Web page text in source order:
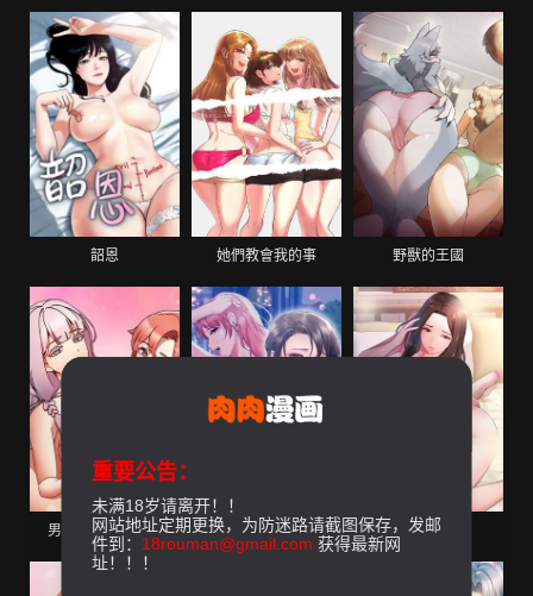
韶恩 她們教會我的事 野獸的王國
男人稀缺的異世界 契約的代價 特別課程
重要公告：
未满18岁请离开！！
网站地址定期更换，为防迷路请截图保存，发邮
件到： 18rouman@gmail.com 获得最新网
址！！！